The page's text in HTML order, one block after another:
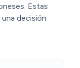
Estas
decisión